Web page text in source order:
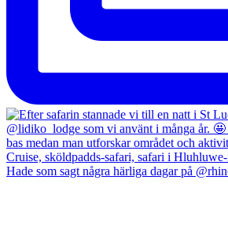
Hade som sagt några härliga dagar på